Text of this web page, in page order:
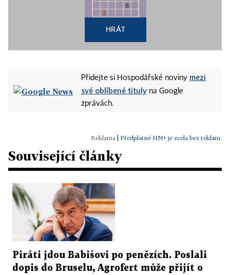
HRÁT
Přidejte si Hospodářské noviny mezi
své oblíbené tituly na Google
zprávách.
Předplatné HN+ je zcela bez reklam.
Související články
Piráti jdou Babišovi po penězích. Poslali
dopis do Bruselu, Agrofert může přijít o